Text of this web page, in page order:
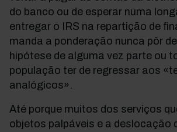
do banco ou de esperar numa
entregar o IRS na repartição de
manda a ponderação nunca pôr
hipótese de alguma vez parte ou
população ter de regressar aos
analógicos».
Até porque muitos dos serviços
objetos palpáveis e a deslocação